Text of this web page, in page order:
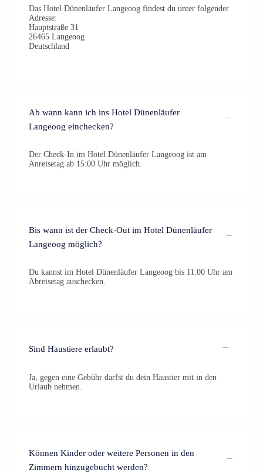
Das Hotel Dünenläufer Langeoog findest du unter folgender
Adresse:
Hauptstraße 31
26465 Langeoog
Deutschland
Ab wann kann ich ins Hotel Dünenläufer
Langeoog einchecken?
Der Check-In im Hotel Dünenläufer Langeoog ist am
Anreisetag ab 15:00 Uhr möglich.
Bis wann ist der Check-Out im Hotel Dünenläufer
Langeoog möglich?
Du kannst im Hotel Dünenläufer Langeoog bis 11:00 Uhr am
Abreisetag auschecken.
Sind Haustiere erlaubt?
Ja, gegen eine Gebühr darfst du dein Haustier mit in den
Urlaub nehmen.
Können Kinder oder weitere Personen in den
Zimmern hinzugebucht werden?